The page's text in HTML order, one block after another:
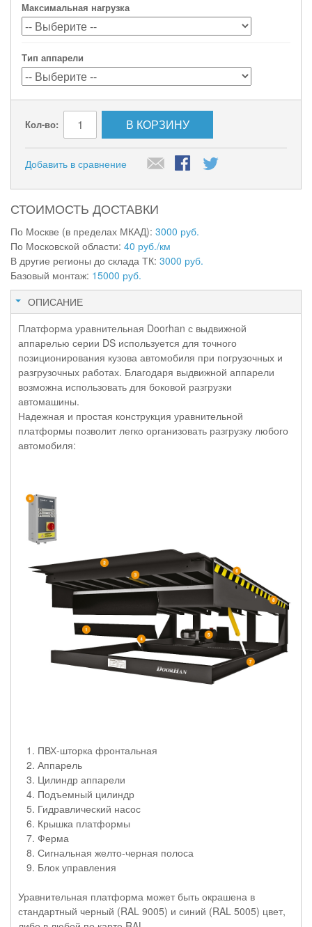
Максимальная нагрузка
Тип аппарели
Кол-во: В КОРЗИНУ
Добавить в сравнение
СТОИМОСТЬ ДОСТАВКИ
По Москве (в пределах МКАД): 3000 руб.
По Московской области: 40 руб./км
В другие регионы до склада ТК: 3000 руб.
Базовый монтаж: 15000 руб.
ОПИСАНИЕ
Платформа уравнительная Doorhan с выдвижной
аппарелью серии DS используется для точного
позиционирования кузова автомобиля при погрузочных и
разгрузочных работах. Благодаря выдвижной аппарели
возможна использовать для боковой разгрузки
автомашины.
Надежная и простая конструкция уравнительной
платформы позволит легко организовать разгрузку любого
автомобиля:
ПВХ-шторка фронтальная
Аппарель
Цилиндр аппарели
Подъемный цилиндр
Гидравлический насос
Крышка платформы
Ферма
Сигнальная желто-черная полоса
Блок управления
Уравнительная платформа может быть окрашена в
стандартный черный (RAL 9005) и синий (RAL 5005) цвет,